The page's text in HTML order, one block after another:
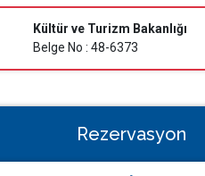
Kültür ve Turizm Bakanlığı
Belge No : 48-6373
Rezervasyon